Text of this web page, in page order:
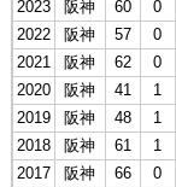
2023
阪神 60 0
2022
阪神 57 0
2021
阪神 62 0
2020
阪神 41 1
2019
阪神 48 1
2018
阪神 61 1
2017
阪神 66 0